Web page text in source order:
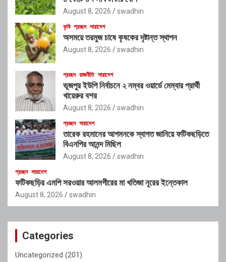
August 8, 2026 swadhin
কৃষি প্রচ্ছদ সারাদেশ
অসময়ে তরমুজ চাষে কৃষকের দৃষ্টান্ত স্থাপন
August 8, 2026 swadhin
প্রচ্ছদ রাজনীতি সারাদেশ
ভূজপুর ইউপি নির্বাচনে ২ নম্বর ওয়ার্ডে মেম্বার প্রার্থী
খায়েরুর বশর
August 8, 2026 swadhin
প্রচ্ছদ সারাদেশ
তারেক রহমানের আগমনকে স্বাগত জানিয়ে ফটিকছড়িতে
বিএনপির আনন্দ মিছিল
August 8, 2026 swadhin
প্রচ্ছদ সারাদেশ
ফটিকছড়ির এমপি সরওয়ার আলমগীরের মা খতিজা নূরের ইন্তেকাল
August 8, 2026 swadhin
Categories
Uncategorized (201)